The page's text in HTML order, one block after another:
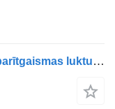
1.8 Hybrid (ZVW3_) 8118547350 gabarītgaismas lukturis paredzēts Toyota PRIUS (_W3_) automašīnas